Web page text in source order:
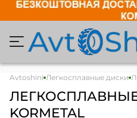
Avtoshini Легкосплавные диски
KORMETAL